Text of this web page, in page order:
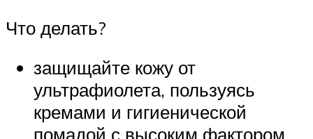
Что делать?
защищайте кожу от
ультрафиолета, пользуясь
кремами и гигиенической
помадой с высоким фактором